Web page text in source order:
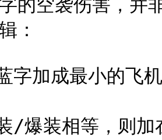
的空袭伤害，并
：
加成最小的飞
/爆装相等，则加